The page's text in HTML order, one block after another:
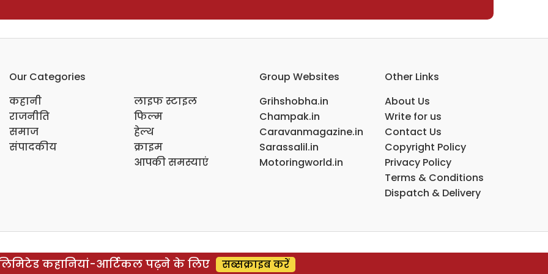
Our Categories
कहानी
राजनीति
समाज
संपादकीय
लाइफ स्टाइल
फिल्म
हेल्थ
क्राइम
आपकी समस्याएं
Group Websites
Grihshobha.in
Champak.in
Caravanmagazine.in
Sarassalil.in
Motoringworld.in
Other Links
About Us
Write for us
Contact Us
Copyright Policy
Privacy Policy
Terms & Conditions
Dispatch & Delivery
कहानियां-आर्टिकल पढ़ने के लिए सब्सक्राइब करें